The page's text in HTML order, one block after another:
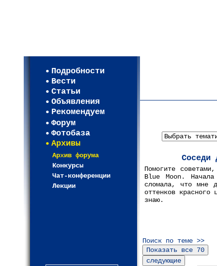
Подробности
Вести
Статьи
Объявления
Рекомендуем
Форум
Фотобаза
Архивы
Архив форума
Конкурсы
Чат-конференции
Лекции
Помогите
Blue Moon.
сломала, что мне
оттенков
знаю.
Поиск по теме >>